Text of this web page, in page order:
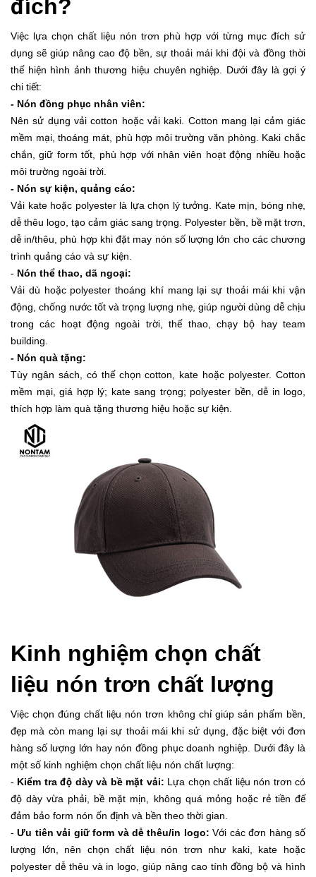
đích?
Việc lựa chọn chất liệu nón trơn phù hợp với từng mục đích sử
dụng sẽ giúp nâng cao độ bền, sự thoải mái khi đội và đồng thời
thể hiện hình ảnh thương hiệu chuyên nghiệp. Dưới đây là gợi ý
chi tiết:
- Nón đồng phục nhân viên:
Nên sử dụng vải cotton hoặc vải kaki. Cotton mang lại cảm giác
mềm mại, thoáng mát, phù hợp môi trường văn phòng. Kaki chắc
chắn, giữ form tốt, phù hợp với nhân viên hoạt động nhiều hoặc
môi trường ngoài trời.
- Nón sự kiện, quảng cáo:
Vải kate hoặc polyester là lựa chọn lý tưởng. Kate mịn, bóng nhẹ,
dễ thêu logo, tạo cảm giác sang trọng. Polyester bền, bề mặt trơn,
dễ in/thêu, phù hợp khi đặt may nón số lượng lớn cho các chương
trình quảng cáo và sự kiện.
- Nón thể thao, dã ngoại:
Vải dù hoặc polyester thoáng khí mang lại sự thoải mái khi vận
động, chống nước tốt và trọng lượng nhẹ, giúp người dùng dễ chịu
trong các hoạt động ngoài trời, thể thao, chạy bộ hay team
building.
- Nón quà tặng:
Tùy ngân sách, có thể chọn cotton, kate hoặc polyester. Cotton
mềm mại, giá hợp lý; kate sang trọng; polyester bền, dễ in logo,
thích hợp làm quà tặng thương hiệu hoặc sự kiện.
Kinh nghiệm chọn chất
liệu nón trơn chất lượng
Việc chọn đúng chất liệu nón trơn không chỉ giúp sản phẩm bền,
đẹp mà còn mang lại sự thoải mái khi sử dụng, đặc biệt với đơn
hàng số lượng lớn hay nón đồng phục doanh nghiệp. Dưới đây là
một số kinh nghiệm chọn chất liệu nón chất lượng:
- Kiểm tra độ dày và bề mặt vải: Lựa chọn chất liệu nón trơn có
độ dày vừa phải, bề mặt mịn, không quá mỏng hoặc rẻ tiền để
đảm bảo form nón ổn định và bền theo thời gian.
-Ưu tiên vải giữ form và dễ thêu/in logo:Với các đơn hàng số
lượng lớn, nên chọn chất liệu nón trơn như kaki, kate hoặc
polyester dễ thêu và in logo, giúp nâng cao tính đồng bộ và hình